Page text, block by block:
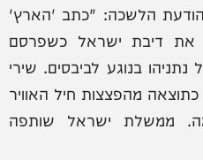
הלשכה: "כתב 'הארץ'
את דיבת ישראל כשפרסם
בנוגע לביבסים. שירי
מהפצצות חיל האוויר
ממשלת ישראל שותפה